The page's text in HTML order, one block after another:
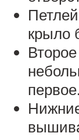
крыло
первое.